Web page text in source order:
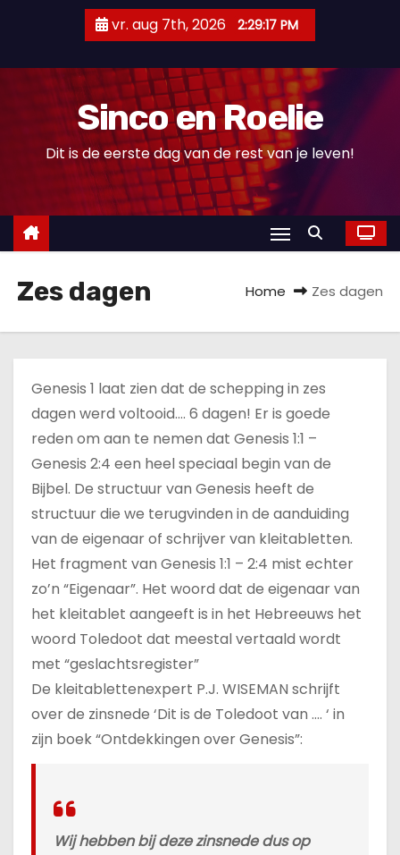
n
n
vr. aug 7th, 2026 2:29:17 PM
Sinco en Roelie
Dit is de eerste dag van de rest van je leven!
Zes dagen Home Zes dagen
Genesis 1 laat zien dat de schepping in zes
dagen werd voltooid…. 6 dagen! Er is goede
reden om aan te nemen dat Genesis 1:1 –
Genesis 2:4 een heel speciaal begin van de
Bijbel. De structuur van Genesis heeft de
structuur die we terugvinden in de aanduiding
van de eigenaar of schrijver van kleitabletten.
Het fragment van Genesis 1:1 – 2:4 mist echter
zo’n “Eigenaar”. Het woord dat de eigenaar van
het kleitablet aangeeft is in het Hebreeuws het
woord Toledoot dat meestal vertaald wordt
met “geslachtsregister”
De kleitablettenexpert P.J. WISEMAN schrijft
over de zinsnede ‘Dit is de Toledoot van …. ‘ in
zijn boek “Ontdekkingen over Genesis”:
Wij hebben bij deze zinsnede dus op